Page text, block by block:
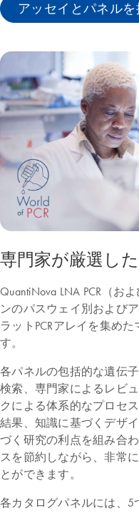
アッセイとパネルを
専門家が厳選し
QuantiNova LNA PCR（お
ンのパスウェイ別および
ラットPCRアレイを集め
す。
各パネルの包括的な遺伝
検索、専門家によるレビ
クによる体系的なプロセ
結果、知識に基づくデザ
づく研究の利点を組み合
スを節約しながら、非常
とができます。
各カタログパネルには、5